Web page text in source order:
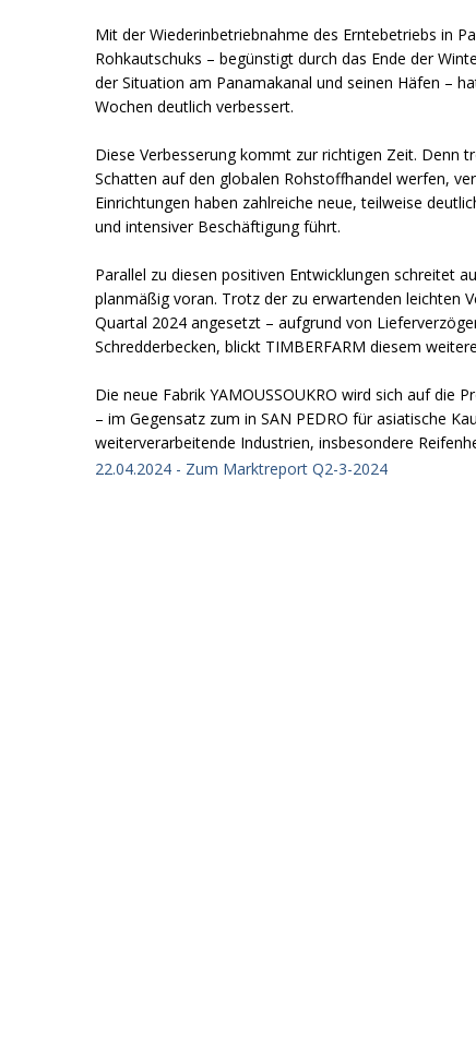
Mit der Wiederinbetriebnahme des Erntebetriebs in
Rohkautschuks – begünstigt durch das Ende der
der Situation am Panamakanal und seinen Häfen –
Wochen deutlich verbessert.
Diese Verbesserung kommt zur richtigen Zeit. Denn
Schatten auf den globalen Rohstoffhandel werfen,
Einrichtungen haben zahlreiche neue, teilweise
und intensiver Beschäftigung führt.
Parallel zu diesen positiven Entwicklungen schreitet
planmäßig voran. Trotz der zu erwartenden leichten
Quartal 2024 angesetzt – aufgrund von
Schredderbecken, blickt TIMBERFARM diesem
Die neue Fabrik YAMOUSSOUKRO wird sich auf die
– im Gegensatz zum in SAN PEDRO für asiatische
weiterverarbeitende Industrien, insbesondere
22.04.2024 - Zum Marktreport Q2-3-2024